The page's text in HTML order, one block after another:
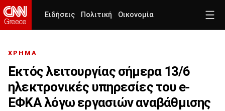
Ειδήσεις Πολιτική Οικονομία
ΧΡΗΜΑ
Εκτός λειτουργίας σήμερα 13/6
ηλεκτρονικές υπηρεσίες του e-
ΕΦΚΑ λόγω εργασιών αναβάθμισης